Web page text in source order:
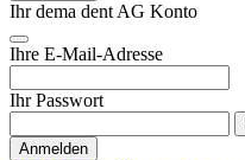
Ihr dema dent AG Konto
Ihre E-Mail-Adresse
Ihr Passwort
Anmelden